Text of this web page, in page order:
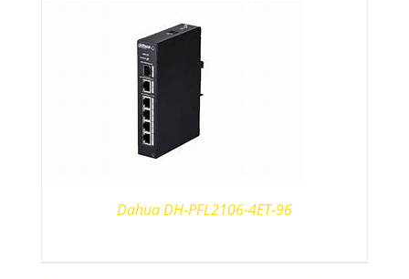
Dahua DH-PFL2106-4ET-96